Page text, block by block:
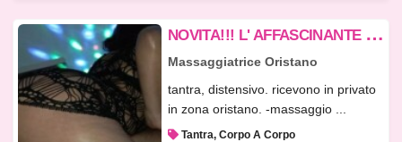
N
OVITA!!! L' AFFASCINANTE E SENSUALE CAROLINA PER UN TANTRA DA SOGNO !
Massaggiatrice Oristano
tantra, distensivo. ricevono in privato
in zona oristano. -massaggio ...
Tantra, Corpo A Corpo